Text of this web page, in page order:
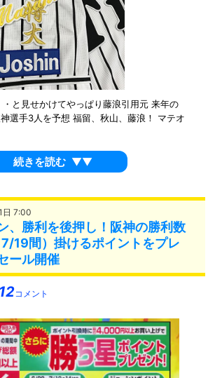
と見せかけてやっぱり藤浪引用元 来年の
選手3人を予想 福留、秋山、藤浪！ マテオ
続きを読む ▼▼
日 7:00
、勝利を後押し！阪神の勝利数
7/19間）掛けるポイントをプレ
ール開催
12コメント